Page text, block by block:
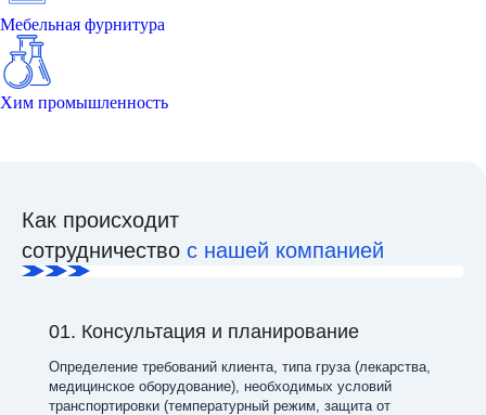
Мебельная фурнитура
Хим промышленность
Как происходит
сотрудничество с нашей компанией
01. Консультация и планирование
Определение требований клиента, типа груза (лекарства,
медицинское оборудование), необходимых условий
транспортировки (температурный режим, защита от